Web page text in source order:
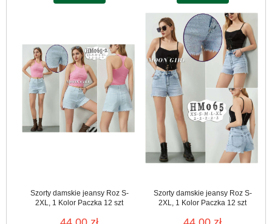
Szorty damskie jeansy Roz S-
2XL, 1 Kolor Paczka 12 szt
Szorty damskie jeansy Roz S-
2XL, 1 Kolor Paczka 12 szt